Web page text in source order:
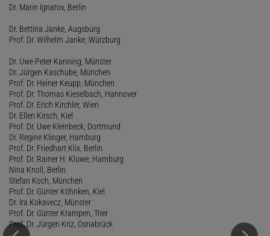
Dr. Marin Ignatov, Berlin
Dr. Bettina Janke, Augsburg
Prof. Dr. Wilhelm Janke, Würzburg
Dr. Uwe Peter Kanning, Münster
Dr. Jürgen Kaschube, München
Prof. Dr. Heiner Keupp, München
Prof. Dr. Thomas Kieselbach, Hannover
Prof. Dr. Erich Kirchler, Wien
Dr. Ellen Kirsch, Kiel
Prof. Dr. Uwe Kleinbeck, Dortmund
Dr. Regine Klinger, Hamburg
Prof. Dr. Friedhart Klix, Berlin
Prof. Dr. Rainer H. Kluwe, Hamburg
Nina Knoll, Berlin
Stefan Koch, München
Prof. Dr. Günter Köhnken, Kiel
Dr. Ira Kokavecz, Münster
Prof. Dr. Günter Krampen, Trier
Prof. Dr. Jürgen Kriz, Osnabrück